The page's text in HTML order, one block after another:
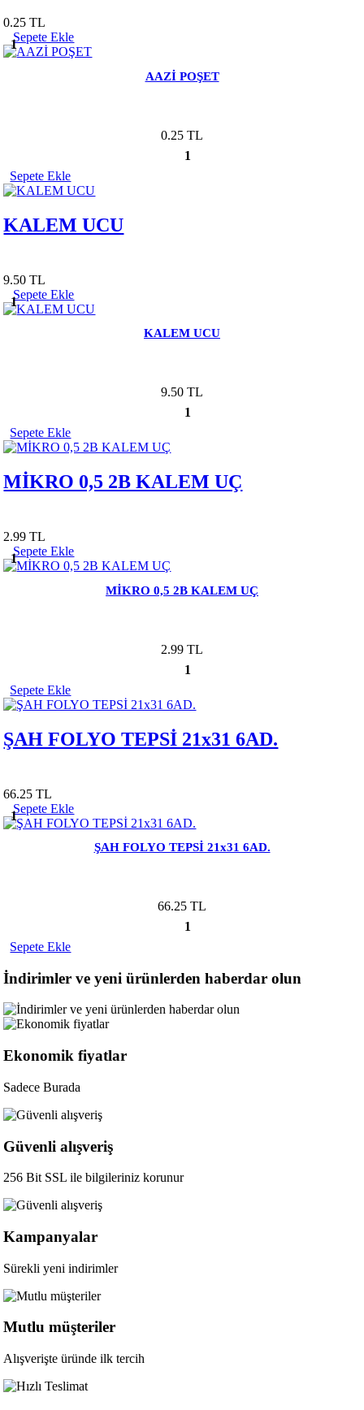
0.25 TL
1
Sepete Ekle
AAZİ POŞET
0.25 TL
1
Sepete Ekle
KALEM UCU
9.50 TL
1
Sepete Ekle
KALEM UCU
9.50 TL
1
Sepete Ekle
MİKRO 0,5 2B KALEM UÇ
2.99 TL
1
Sepete Ekle
MİKRO 0,5 2B KALEM UÇ
2.99 TL
1
Sepete Ekle
ŞAH FOLYO TEPSİ 21x31 6AD.
66.25 TL
1
Sepete Ekle
ŞAH FOLYO TEPSİ 21x31 6AD.
66.25 TL
1
Sepete Ekle
İndirimler ve yeni ürünlerden haberdar olun
Ekonomik fiyatlar
Sadece Burada
Güvenli alışveriş
256 Bit SSL ile bilgileriniz korunur
Kampanyalar
Sürekli yeni indirimler
Mutlu müşteriler
Alışverişte üründe ilk tercih